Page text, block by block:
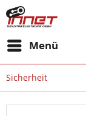
Menü
Sicherheit